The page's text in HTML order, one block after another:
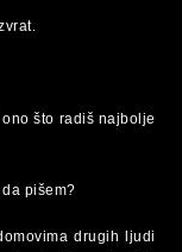
što radiš najbolje
pišem?
drugih ljudi